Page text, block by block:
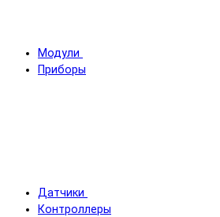
Модули
Приборы
Датчики
Контроллеры